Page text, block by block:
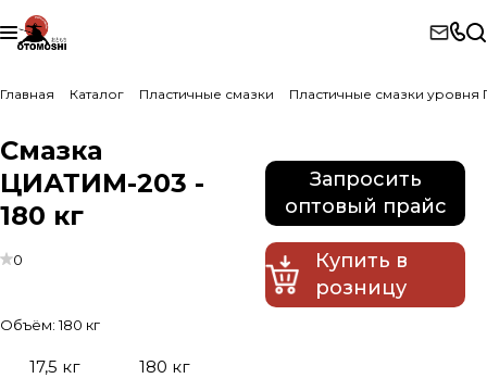
Главная Каталог Пластичные смазки Пластичные смазки уровня
Смазка
ЦИАТИМ-203 -
180 кг
0
Объём:180 кг
17,5 кг 180 кг
Запросить
оптовый прайс
Купить в
розницу